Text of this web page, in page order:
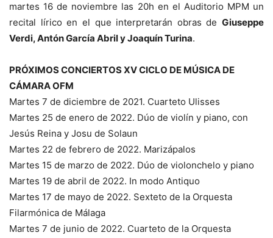
martes 16 de noviembre las 20h en el Auditorio MPM un
recital lírico en el que interpretarán obras de Giuseppe
Verdi, Antón García Abril y Joaquín Turina.
PRÓXIMOS CONCIERTOS XV CICLO DE MÚSICA DE
CÁMARA OFM
Martes 7 de diciembre de 2021. Cuarteto Ulisses
Martes 25 de enero de 2022. Dúo de violín y piano, con
Jesús Reina y Josu de Solaun
Martes 22 de febrero de 2022. Marizápalos
Martes 15 de marzo de 2022. Dúo de violonchelo y piano
Martes 19 de abril de 2022. In modo Antiquo
Martes 17 de mayo de 2022. Sexteto de la Orquesta
Filarmónica de Málaga
Martes 7 de junio de 2022. Cuarteto de la Orquesta